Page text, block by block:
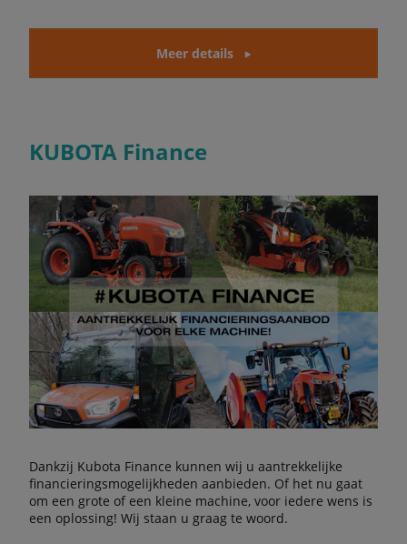
Meer details
KUBOTA Finance
Dankzij Kubota Finance kunnen wij u aantrekkelijke
financieringsmogelijkheden aanbieden. Of het nu gaat
om een grote of een kleine machine, voor iedere wens is
een oplossing! Wij staan u graag te woord.